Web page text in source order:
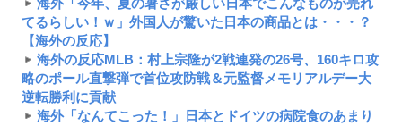
海外「今年、夏の暑さが厳しい日本でこんなものが売れ
てるらしい！ｗ」外国人が驚いた日本の商品とは・・・？
【海外の反応】
海外の反応MLB：村上宗隆が2戦連発の26号、160キロ攻
略のポール直撃弾で首位攻防戦＆元監督メモリアルデー大
逆転勝利に貢献
海外「なんてこった！」日本とドイツの病院食のあまり